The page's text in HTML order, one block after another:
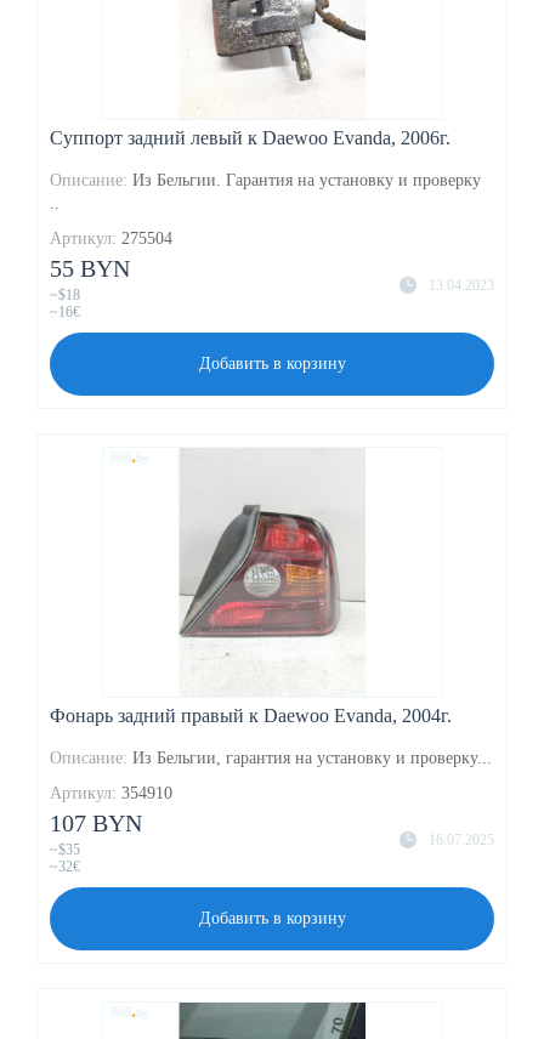
Суппорт задний левый к Daewoo Evanda, 2006г.
Описание: Из Бельгии. Гарантия на установку и проверку
..
Артикул: 275504
13.04.2023
55 BYN
~$18
~16€
Добавить в корзину
Фонарь задний правый к Daewoo Evanda, 2004г.
Описание: Из Бельгии, гарантия на установку и проверку...
Артикул: 354910
16.07.2025
107 BYN
~$35
~32€
Добавить в корзину